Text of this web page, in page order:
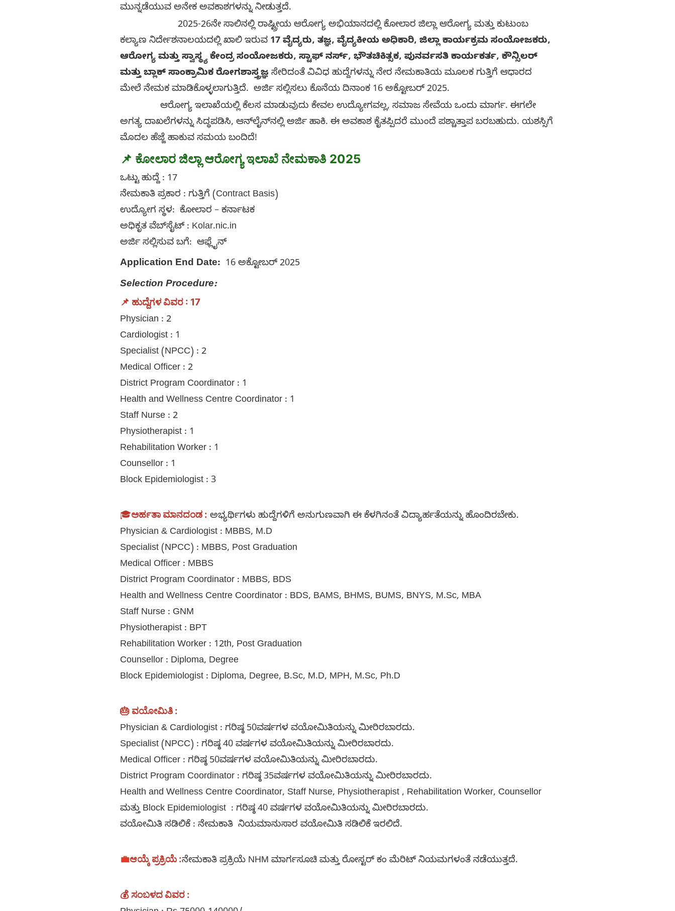
ಮುನ್ನಡೆಯುವ ಅನೇಕ ಅವಕಾಶಗಳನ್ನು ನೀಡುತ್ತದೆ.
2025-26ನೇ ಸಾಲಿನಲ್ಲಿ ರಾಷ್ಟ್ರೀಯ ಆರೋಗ್ಯ ಅಭಿಯಾನದಲ್ಲಿ ಕೋಲಾರ ಜಿಲ್ಲಾ ಆರೋಗ್ಯ ಮತ್ತು ಕುಟುಂಬ
ಕಲ್ಯಾಣ ನಿರ್ದೇಶನಾಲಯದಲ್ಲಿ ಖಾಲಿ ಇರುವ 17 ವೈದ್ಯರು, ತಜ್ಞ, ವೈದ್ಯಕೀಯ ಅಧಿಕಾರಿ, ಜಿಲ್ಲಾ ಕಾರ್ಯಕ್ರಮ ಸಂಯೋಜಕರು,
ಆರೋಗ್ಯ ಮತ್ತು ಸ್ವಾಸ್ಥ್ಯ ಕೇಂದ್ರ ಸಂಯೋಜಕರು, ಸ್ಟಾಫ್ ನರ್ಸ್, ಭೌತಚಿಕಿತ್ಸಕ, ಪುನರ್ವಸತಿ ಕಾರ್ಯಕರ್ತ, ಕೌನ್ಸಿಲರ್
ಮತ್ತು ಬ್ಲಾಕ್ ಸಾಂಕ್ರಾಮಿಕ ರೋಗಶಾಸ್ತ್ರಜ್ಞ ಸೇರಿದಂತೆ ವಿವಿಧ ಹುದ್ದೆಗಳನ್ನು ನೇರ ನೇಮಕಾತಿಯ ಮೂಲಕ ಗುತ್ತಿಗೆ ಆಧಾರದ
ಮೇಲೆ ನೇಮಕ ಮಾಡಿಕೊಳ್ಳಲಾಗುತ್ತಿದೆ. ಅರ್ಜಿ ಸಲ್ಲಿಸಲು ಕೊನೆಯ ದಿನಾಂಕ 16 ಅಕ್ಟೋಬರ್ 2025.
ಆರೋಗ್ಯ ಇಲಾಖೆಯಲ್ಲಿ ಕೆಲಸ ಮಾಡುವುದು ಕೇವಲ ಉದ್ಯೋಗವಲ್ಲ, ಸಮಾಜ ಸೇವೆಯ ಒಂದು ಮಾರ್ಗ. ಈಗಲೇ
ಅಗತ್ಯ ದಾಖಲೆಗಳನ್ನು ಸಿದ್ಧಪಡಿಸಿ, ಆನ್‌ಲೈನ್‌ನಲ್ಲಿ ಅರ್ಜಿ ಹಾಕಿ. ಈ ಅವಕಾಶ ಕೈತಪ್ಪಿದರೆ ಮುಂದೆ ಪಶ್ಚಾತ್ತಾಪ ಬರಬಹುದು. ಯಶಸ್ಸಿಗೆ
ಮೊದಲ ಹೆಜ್ಜೆ ಹಾಕುವ ಸಮಯ ಬಂದಿದೆ!
📌 ಕೋಲಾರ ಜಿಲ್ಲಾ ಆರೋಗ್ಯ ಇಲಾಖೆ ನೇಮಕಾತಿ 2025
ಒಟ್ಟು ಹುದ್ದೆ : 17
ನೇಮಕಾತಿ ಪ್ರಕಾರ : ಗುತ್ತಿಗೆ (Contract Basis)
ಉದ್ಯೋಗ ಸ್ಥಳ: ಕೋಲಾರ – ಕರ್ನಾಟಕ
ಅಧಿಕೃತ ವೆಬ್‌ಸೈಟ್ : Kolar.nic.in
ಅರ್ಜಿ ಸಲ್ಲಿಸುವ ಬಗೆ: ಆಫ್ಲೈನ್
Application End Date: 16 ಅಕ್ಟೋಬರ್ 2025
Selection Procedure:
📌 ಹುದ್ದೆಗಳ ವಿವರ : 17
Physician : 2
Cardiologist : 1
Specialist (NPCC) : 2
Medical Officer : 2
District Program Coordinator : 1
Health and Wellness Centre Coordinator : 1
Staff Nurse : 2
Physiotherapist : 1
Rehabilitation Worker : 1
Counsellor : 1
Block Epidemiologist : 3
🎓ಅರ್ಹತಾ ಮಾನದಂಡ : ಅಭ್ಯರ್ಥಿಗಳು ಹುದ್ದೆಗಳಿಗೆ ಅನುಗುಣವಾಗಿ ಈ ಕೆಳಗಿನಂತೆ ವಿದ್ಯಾರ್ಹತೆಯನ್ನು ಹೊಂದಿರಬೇಕು.
Physician & Cardiologist : MBBS, M.D
Specialist (NPCC) : MBBS, Post Graduation
Medical Officer : MBBS
District Program Coordinator : MBBS, BDS
Health and Wellness Centre Coordinator : BDS, BAMS, BHMS, BUMS, BNYS, M.Sc, MBA
Staff Nurse : GNM
Physiotherapist : BPT
Rehabilitation Worker : 12th, Post Graduation
Counsellor : Diploma, Degree
Block Epidemiologist : Diploma, Degree, B.Sc, M.D, MPH, M.Sc, Ph.D
🎂 ವಯೋಮಿತಿ :
Physician & Cardiologist : ಗರಿಷ್ಠ 50ವರ್ಷಗಳ ವಯೋಮಿತಿಯನ್ನು ಮೀರಿರಬಾರದು.
Specialist (NPCC) : ಗರಿಷ್ಠ 40 ವರ್ಷಗಳ ವಯೋಮಿತಿಯನ್ನು ಮೀರಿರಬಾರದು.
Medical Officer : ಗರಿಷ್ಠ 50ವರ್ಷಗಳ ವಯೋಮಿತಿಯನ್ನು ಮೀರಿರಬಾರದು.
District Program Coordinator : ಗರಿಷ್ಠ 35ವರ್ಷಗಳ ವಯೋಮಿತಿಯನ್ನು ಮೀರಿರಬಾರದು.
Health and Wellness Centre Coordinator, Staff Nurse, Physiotherapist , Rehabilitation Worker, Counsellor
ಮತ್ತು Block Epidemiologist : ಗರಿಷ್ಠ 40 ವರ್ಷಗಳ ವಯೋಮಿತಿಯನ್ನು ಮೀರಿರಬಾರದು.
ವಯೋಮಿತಿ ಸಡಿಲಿಕೆ : ನೇಮಕಾತಿ ನಿಯಮಾನುಸಾರ ವಯೋಮಿತಿ ಸಡಿಲಿಕೆ ಇರಲಿದೆ.
💼ಆಯ್ಕೆ ಪ್ರಕ್ರಿಯೆ :ನೇಮಕಾತಿ ಪ್ರಕ್ರಿಯೆ NHM ಮಾರ್ಗಸೂಚಿ ಮತ್ತು ರೋಸ್ಟರ್ ಕಂ ಮೆರಿಟ್ ನಿಯಮಗಳಂತೆ ನಡೆಯುತ್ತದೆ.
💰 ಸಂಬಳದ ವಿವರ :